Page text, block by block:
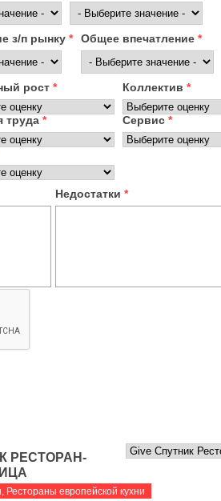
з/п рынку * Общее впечатление *
рост * Коллектив *
труда * Сервис *
Недостатки *
РЕСТОРАН-
, Рестораны европейской кухни